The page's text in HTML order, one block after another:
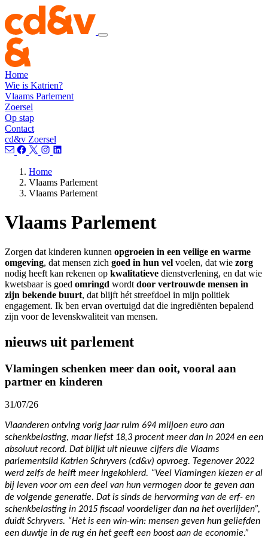
Home
Wie is Katrien?
Vlaams Parlement
Zoersel
Op stap
Contact
cd&v Zoersel
Home
Vlaams Parlement
Vlaams Parlement
Vlaams Parlement
Zorgen dat kinderen kunnen opgroeien in een veilige en warme
omgeving, dat mensen zich goed in hun vel voelen, dat wie zorg
nodig heeft kan rekenen op kwalitatieve dienstverlening, en dat wie
kwetsbaar is goed omringd wordt door vertrouwde mensen in
zijn bekende buurt, dat blijft hét streefdoel in mijn politiek
engagement. Ik ben ervan overtuigd dat die ingrediënten bepalend
zijn voor de levenskwaliteit van mensen.
nieuws uit parlement
Vlamingen schenken meer dan ooit, vooral aan
partner en kinderen
31/07/26
Vlaanderen ontving vorig jaar ruim 694 miljoen euro aan
schenkbelasting, maar liefst 18,3 procent meer dan in 2024 en een
absoluut record. Dat blijkt uit nieuwe cijfers die Vlaams
parlementslid Katrien Schryvers (cd&v) opvroeg. Tegenover 2022
werd zelfs de helft meer ingekohierd. “Veel Vlamingen kiezen er al
bij leven voor om een deel van hun vermogen door te geven aan
de volgende generatie. Dat is sinds de hervorming van de erf- en
schenkbelasting in 2015 fiscaal voordeliger dan na het overlijden”,
duidt Schryvers. “Het is een win-win: mensen geven hun geliefden
een duwtje in de rug én het geeft een boost aan de economie.”